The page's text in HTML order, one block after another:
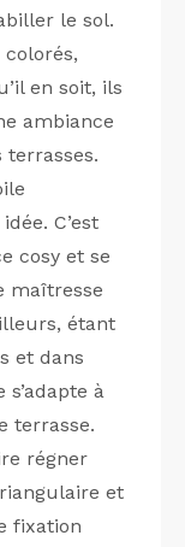
le sol.
en soit, ils
ambiance
terrasses.
C’est
cosy et se
maîtresse
étant
et dans
à
terrasse.
régner
et
fixation